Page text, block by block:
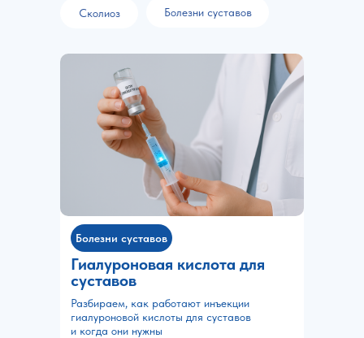
Сколиоз Болезни суставов
Гиалуроновая кислота для
суставов
Разбираем, как работают инъекции
гиалуроновой кислоты для суставов
и когда они нужны
Болезни суставов